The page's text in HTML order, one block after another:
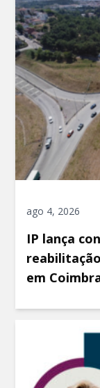
ago 4, 2026
IP lança
em